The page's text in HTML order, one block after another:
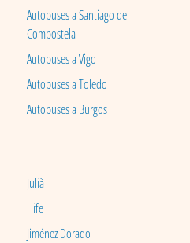
Autobuses a Santiago de
Compostela
Autobuses a Vigo
Autobuses a Toledo
Autobuses a Burgos
Julià
Hife
Jiménez Dorado